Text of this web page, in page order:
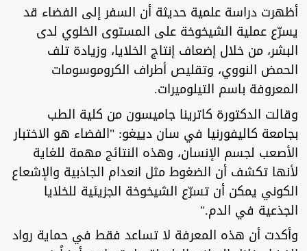
أظهرت دراسة علمية حديثة أن السفر إلى الفضاء قد
يسرّع عملية الشيخوخة على المستوى الخلوي لدى
البشر، من خلال إضعاف إنتاج الخلايا، وزيادة تلف
الحمض النووي، وتقليص أطراف الكروموسومات
المعروفة باسم التيلوميرات.
وقالت الدكتورة كاترينا جاميسون من كلية الطب
بجامعة كاليفورنيا في سان دييغو: "الفضاء هو الاختبار
الأصعب لجسم الإنسان، وهذه النتائج مهمة للغاية
لأنها تكشف أن الضغوط مثل انعدام الجاذبية والإشعاع
الكوني يمكن أن تسرّع الشيخوخة الجزيئية للخلايا
الجذعية في الدم."
وأكدت أن هذه المعرفة لا تساعد فقط في حماية رواد